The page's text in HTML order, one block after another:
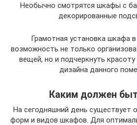
Необычно смотрятся шкафы с
декорированные
Грамотная установка шкафа
возможность не только
вещей, но и подчеркнуть
дизайна данного
Каким должен
На сегодняшний день существует
форм и видов шкафов. Для